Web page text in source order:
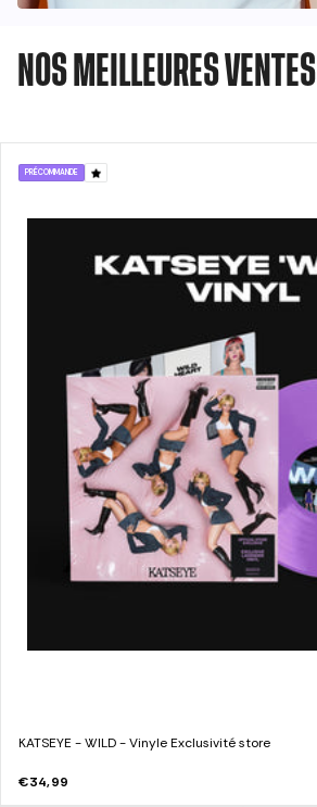
NOS MEILLEURES VENTES
PRÉCOMMANDE
KATSEYE - WILD - Vinyle Exclusivité store
€34,99